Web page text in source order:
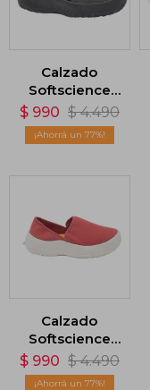
Calzado
Softscience
Unisex Drift
Canvas -
Negro
$ 990 $ 4.490
77
Calzado
Softscience
Unisex Drift
Canvas - Rojo
$ 990 $ 4.490
77